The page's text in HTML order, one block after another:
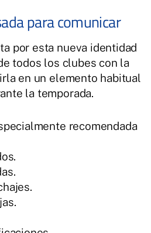
para comunicar
por esta nueva identidad
todos los clubes con la
en un elemento habitual
la temporada.
recomendada